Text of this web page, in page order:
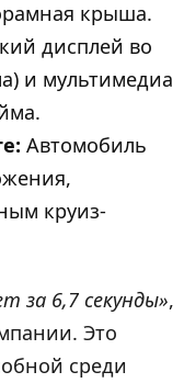
крыша.
дисплей во
и мультимедиа
Автомобиль
круиз-
за 6,7 секунды»,
Это
среди